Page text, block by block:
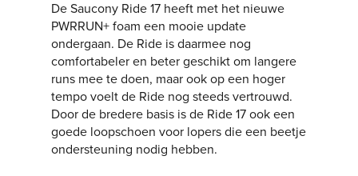
De Saucony Ride 17 heeft met het nieuwe
PWRRUN+ foam een mooie update
ondergaan. De Ride is daarmee nog
comfortabeler en beter geschikt om langere
runs mee te doen, maar ook op een hoger
tempo voelt de Ride nog steeds vertrouwd.
Door de bredere basis is de Ride 17 ook een
goede loopschoen voor lopers die een beetje
ondersteuning nodig hebben.